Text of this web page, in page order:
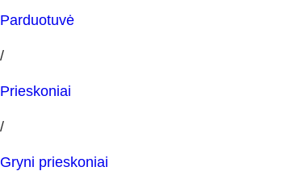
Parduotuvė
/
Prieskoniai
/
Gryni prieskoniai